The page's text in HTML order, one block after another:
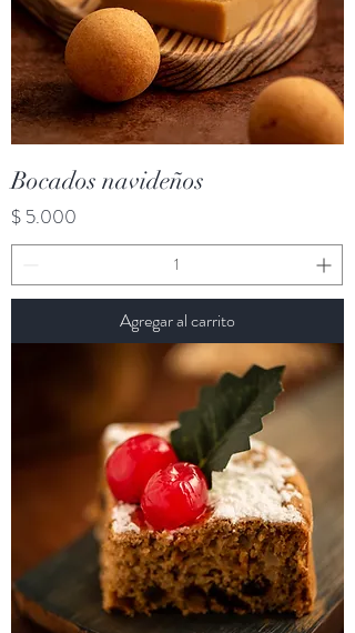
Bocados navideños
Precio
$ 5.000
Agregar al carrito